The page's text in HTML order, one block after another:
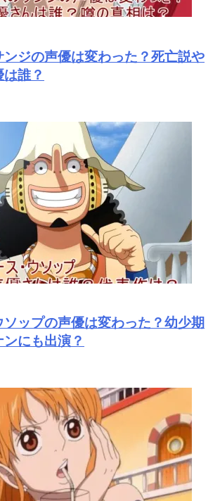
ンジの声優は変わった？死亡説や
誰？
ソップの声優は変わった？幼少期
にも出演？